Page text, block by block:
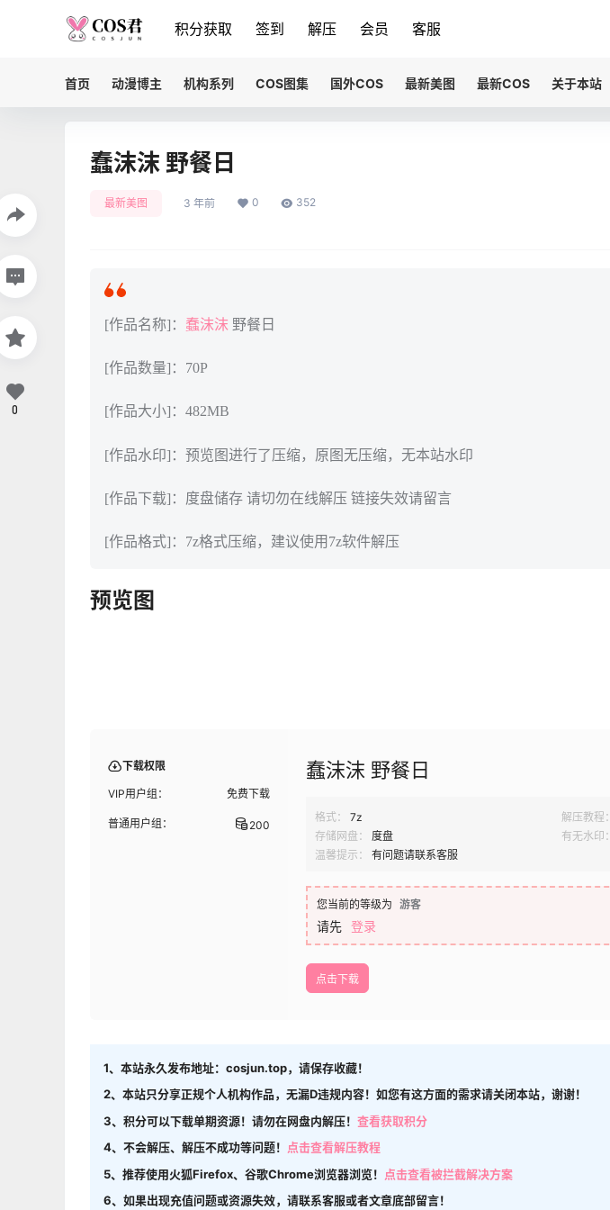
积分获取 签到 解压 会员 客服
首页 动漫博主 机构系列 COS图集 国外COS 最新美图 最新COS 关于本站
蠢沫沫 野餐日
最新美图 3 年前 0 352
[作品名称]： 蠢沫沫 野餐日
[作品数量]：70P
[作品大小]：482MB
[作品水印]：预览图进行了压缩，原图无压缩，无本站水印
[作品下载]：度盘储存 请切勿在线解压 链接失效请留言
[作品格式]：7z格式压缩，建议使用7z软件解压
预览图
下载权限
VIP用户组： 免费下载
普通用户组： 200
蠢沫沫 野餐日
格式： 7z 解压教程：
存储网盘：
度盘 有无水印：
温馨提示：
有问题请联系客服
您当前的等级为 游客
请先 登录
点击下载
1、本站永久发布地址：cosjun.top，请保存收藏！
2、本站只分享正规个人机构作品，无漏D违规内容！如您有这方面的需求请关闭本站，谢谢！
3、积分可以下载单期资源！请勿在网盘内解压！ 查看获取积分
4、不会解压、解压不成功等问题！
点击查看解压教程
5、推荐使用火狐Firefox、谷歌Chrome浏览器浏览！
点击查看被拦截解决方案
6、如果出现充值问题或资源失效，请联系客服或者文章底部留言！
0